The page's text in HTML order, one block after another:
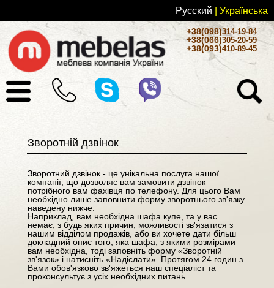
Русский | Українськa
+38(098)314-19-84
+38(066)305-20-59
+38(093)410-89-45
Зворотній дзвінок
Зворотний дзвінок - це унікальна послуга нашої
компанії, що дозволяє вам замовити дзвінок
потрібного вам фахівця по телефону. Для цього Вам
необхідно лише заповнити форму зворотнього зв'язку
наведену нижче.
Наприклад, вам необхідна шафа купе, та у вас
немає, з будь яких причин, можливості зв'язатися з
нашим відділом продажів, або ви хочете дати більш
докладний опис того, яка шафа, з якими розмірами
вам необхідна, тоді заповніть форму «Зворотній
зв'язок» і натисніть «Надіслати». Протягом 24 годин з
Вами обов'язково зв'яжеться наш спеціаліст та
проконсультує з усіх необхідних питань.